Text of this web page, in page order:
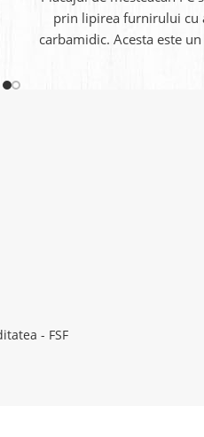
prin lipirea furnirului cu
carbamidic. Acesta este
- FSF